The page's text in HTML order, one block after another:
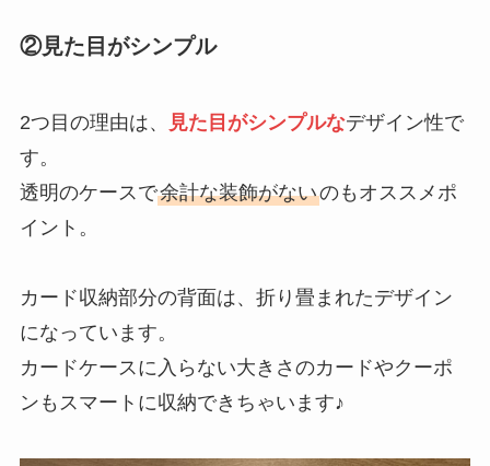
②見た目がシンプル
2つ目の理由は、 見た目がシンプルなデザイン性で
す。
透明のケースで余計な装飾がないのもオススメポ
イント。
カード収納部分の背面は、折り畳まれたデザイン
になっています。
カードケースに入らない大きさのカードやクーポ
ンもスマートに収納できちゃいます♪